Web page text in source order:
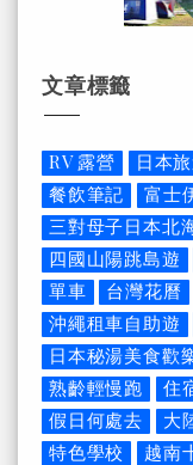
文章標籤
RV 露營 日本
餐飲筆記
富士
三對母子日本北
四國山陽跳島遊
單車
台灣花曆
沖繩租車自助遊
日本秘湯美食歡
熟齡輕慢跑
住
假日何處去
大
特色學校
越南